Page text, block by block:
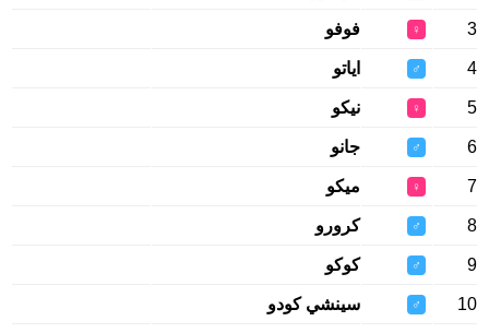
3
♀ فوفو
4
♂ اياتو
5
♀ نيكو
6
♂ جانو
7
♀ ميكو
8
♂ كرورو
9
♂ كوكو
10
♂ سينشي كودو